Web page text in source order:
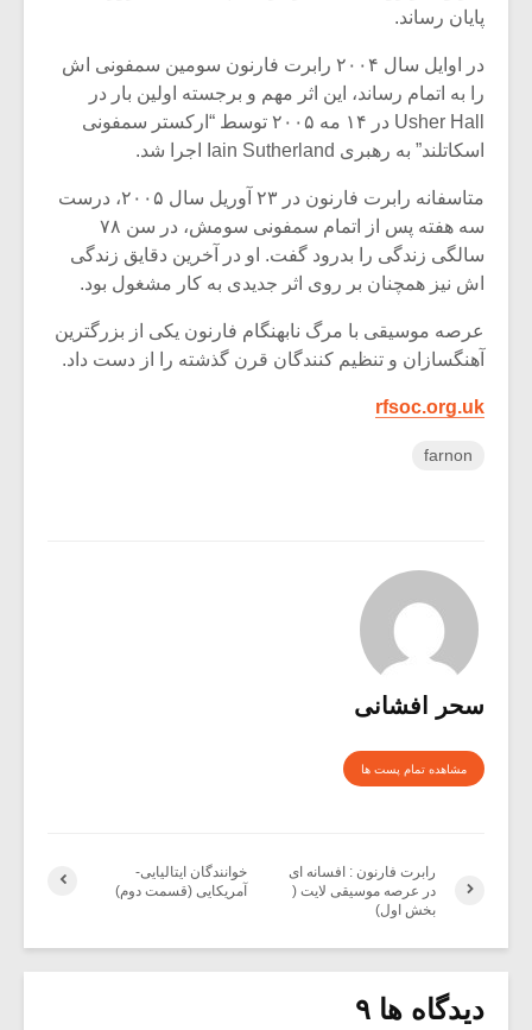
پایان رساند.
در اوایل سال ۲۰۰۴ رابرت فارنون سومین سمفونی اش
را به اتمام رساند، این اثر مهم و برجسته اولین بار در
Usher Hall در ۱۴ مه ۲۰۰۵ توسط “ارکستر سمفونی
اسکاتلند” به رهبری Iain Sutherland اجرا شد.
متاسفانه رابرت فارنون در ۲۳ آوریل سال ۲۰۰۵، درست
سه هفته پس از اتمام سمفونی سومش، در سن ۷۸
سالگی زندگی را بدرود گفت. او در آخرین دقایق زندگی
اش نیز همچنان بر روی اثر جدیدی به کار مشغول بود.
عرصه موسیقی با مرگ نابهنگام فارنون یکی از بزرگترین
آهنگسازان و تنظیم کنندگان قرن گذشته را از دست داد.
rfsoc.org.uk
farnon
سحر افشانی
مشاهده تمام پست ها
خوانندگان ایتالیایی-
آمریکایی (قسمت دوم)
رابرت فارنون : افسانه ای
در عرصه موسیقی لایت (
بخش اول)
دیدگاه ها ۹